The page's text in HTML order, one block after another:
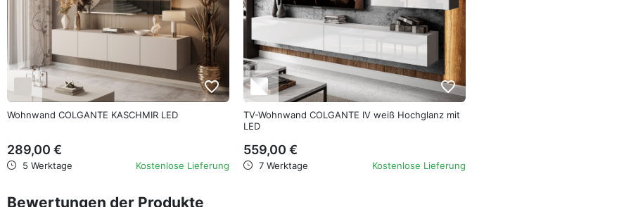
favorite_border
Wohnwand COLGANTE KASCHMIR LED
289,00 €
5 Werktage Kostenlose Lieferung
favorite_border
TV-Wohnwand COLGANTE IV weiß Hochglanz mit
LED
559,00 €
7 Werktage Kostenlose Lieferung
Bewertungen der Produkte